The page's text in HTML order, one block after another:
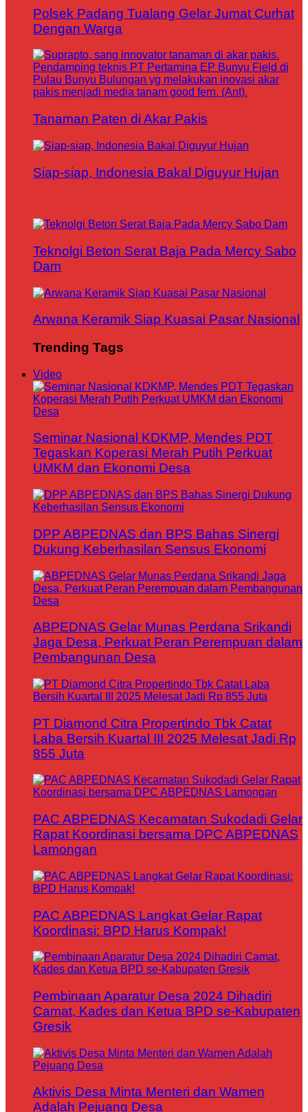
Polsek Padang Tualang Gelar Jumat Curhat
Dengan Warga
Tanaman Paten di Akar Pakis
Siap-siap, Indonesia Bakal Diguyur Hujan
Teknolgi Beton Serat Baja Pada Mercy Sabo
Dam
Arwana Keramik Siap Kuasai Pasar Nasional
Trending Tags
Video
Seminar Nasional KDKMP, Mendes PDT
Tegaskan Koperasi Merah Putih Perkuat
UMKM dan Ekonomi Desa
DPP ABPEDNAS dan BPS Bahas Sinergi
Dukung Keberhasilan Sensus Ekonomi
ABPEDNAS Gelar Munas Perdana Srikandi
Jaga Desa, Perkuat Peran Perempuan dalam
Pembangunan Desa
PT Diamond Citra Propertindo Tbk Catat
Laba Bersih Kuartal III 2025 Melesat Jadi Rp
855 Juta
PAC ABPEDNAS Kecamatan Sukodadi Gelar
Rapat Koordinasi bersama DPC ABPEDNAS
Lamongan
PAC ABPEDNAS Langkat Gelar Rapat
Koordinasi: BPD Harus Kompak!
Pembinaan Aparatur Desa 2024 Dihadiri
Camat, Kades dan Ketua BPD se-Kabupaten
Gresik
Aktivis Desa Minta Menteri dan Wamen
Adalah Pejuang Desa